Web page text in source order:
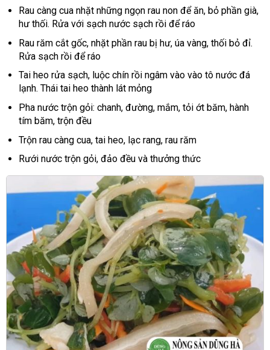
Rau càng cua nhặt những ngọn rau non để ăn, bỏ phần già,
hư thối. Rửa với sạch nước sạch rồi để ráo
Rau răm cắt gốc, nhặt phần rau bị hư, úa vàng, thối bỏ đỉ.
Rửa sạch rồi để ráo
Tai heo rửa sạch, luộc chín rồi ngâm vào vào tô nước đá
lạnh. Thái tai heo thành lát mỏng
Pha nước trộn gỏi: chanh, đường, mắm, tỏi ớt băm, hành
tím băm, trộn đều
Trộn rau càng cua, tai heo, lạc rang, rau răm
Rưới nước trộn gỏi, đảo đều và thưởng thức